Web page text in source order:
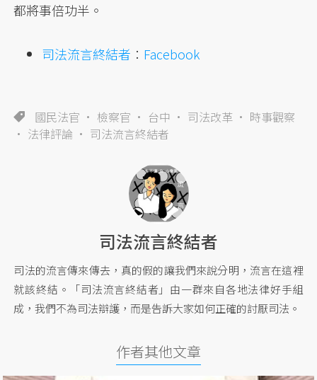
都將事倍功半。
司法流言終結者 ： Facebook
國民法官 檢察官 台中 司法改革
時事觀察
法律評論
司法流言終結者
司法流言終結者
司法的流言傳來傳去，真的假的讓我們來說分明，流言在這裡
就該終結。「司法流言終結者」由一群來自各地法律好手組
成，我們不為司法辯護，而是告訴大家如何正確的討厭司法。
作者其他文章